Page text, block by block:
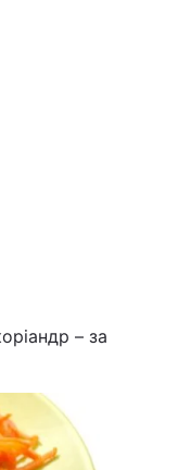
– за